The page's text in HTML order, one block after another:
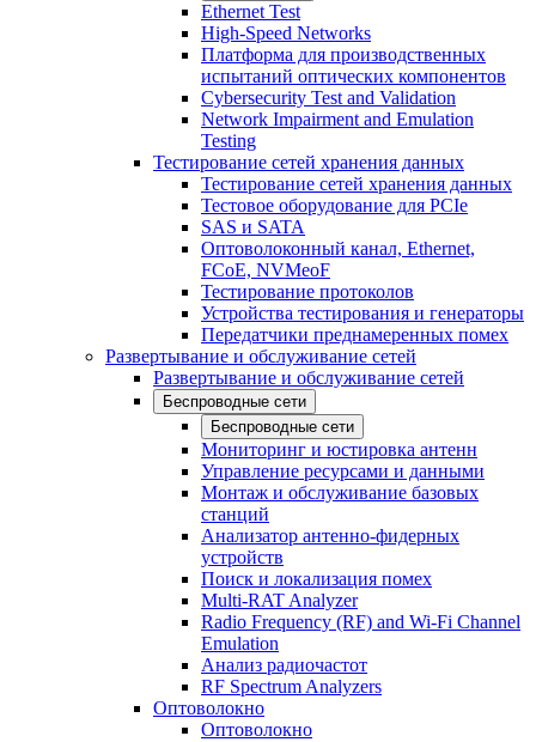
Ethernet Test
High-Speed Networks
Платформа для производственных
испытаний оптических компонентов
Cybersecurity Test and Validation
Network Impairment and Emulation
Testing
Тестирование сетей хранения данных
Тестирование сетей хранения данных
Тестовое оборудование для PCIe
SAS и SATA
Оптоволоконный канал, Ethernet,
FCoE, NVMeoF
Тестирование протоколов
Устройства тестирования и генераторы
Передатчики преднамеренных помех
Развертывание и обслуживание сетей
Развертывание и обслуживание сетей
Беспроводные сети
Беспроводные сети
Мониторинг и юстировка антенн
Управление ресурсами и данными
Монтаж и обслуживание базовых
станций
Анализатор антенно-фидерных
устройств
Поиск и локализация помех
Multi-RAT Analyzer
Radio Frequency (RF) and Wi-Fi Channel
Emulation
Анализ радиочастот
RF Spectrum Analyzers
Оптоволокно
Оптоволокно